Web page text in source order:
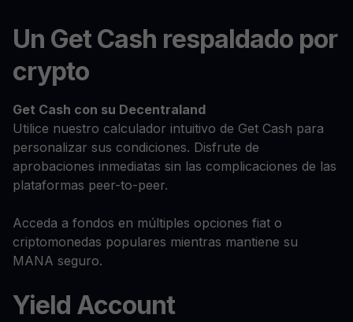
Un Get Cash respaldado por
crypto
Get Cash con su Decentraland
Utilice nuestro calculador intuitivo de Get Cash para
personalizar sus condiciones. Disfrute de
aprobaciones inmediatas sin las complicaciones de las
plataformas peer-to-peer.
Acceda a fondos en múltiples opciones fiat o
criptomonedas populares mientras mantiene su
MANA seguro.
Yield Account